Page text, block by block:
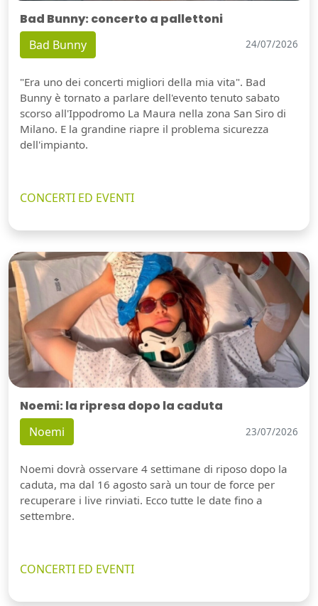
Bad Bunny: concerto a pallettoni
Bad Bunny 24/07/2026
"Era uno dei concerti migliori della mia vita". Bad
Bunny è tornato a parlare dell'evento tenuto sabato
scorso all'Ippodromo La Maura nella zona San Siro di
Milano. E la grandine riapre il problema sicurezza
dell'impianto.
CONCERTI ED EVENTI
Noemi: la ripresa dopo la caduta
Noemi 23/07/2026
Noemi dovrà osservare 4 settimane di riposo dopo la
caduta, ma dal 16 agosto sarà un tour de force per
recuperare i live rinviati. Ecco tutte le date fino a
settembre.
CONCERTI ED EVENTI